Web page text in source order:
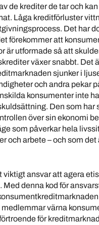
de krediter de tar och
Låga kreditförluster
Det har
förekommer att
är utformade så att
växer snabbt. Det
sjunker i
och andra pekar
konsumenter inte
Den som har
över sin ekonomi
som påverkar hela
och arbete – och som
viktigt ansvar att agera
denna kod för
värna
för